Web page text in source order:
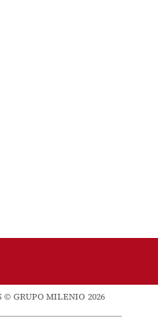
© GRUPO MILENIO 2026